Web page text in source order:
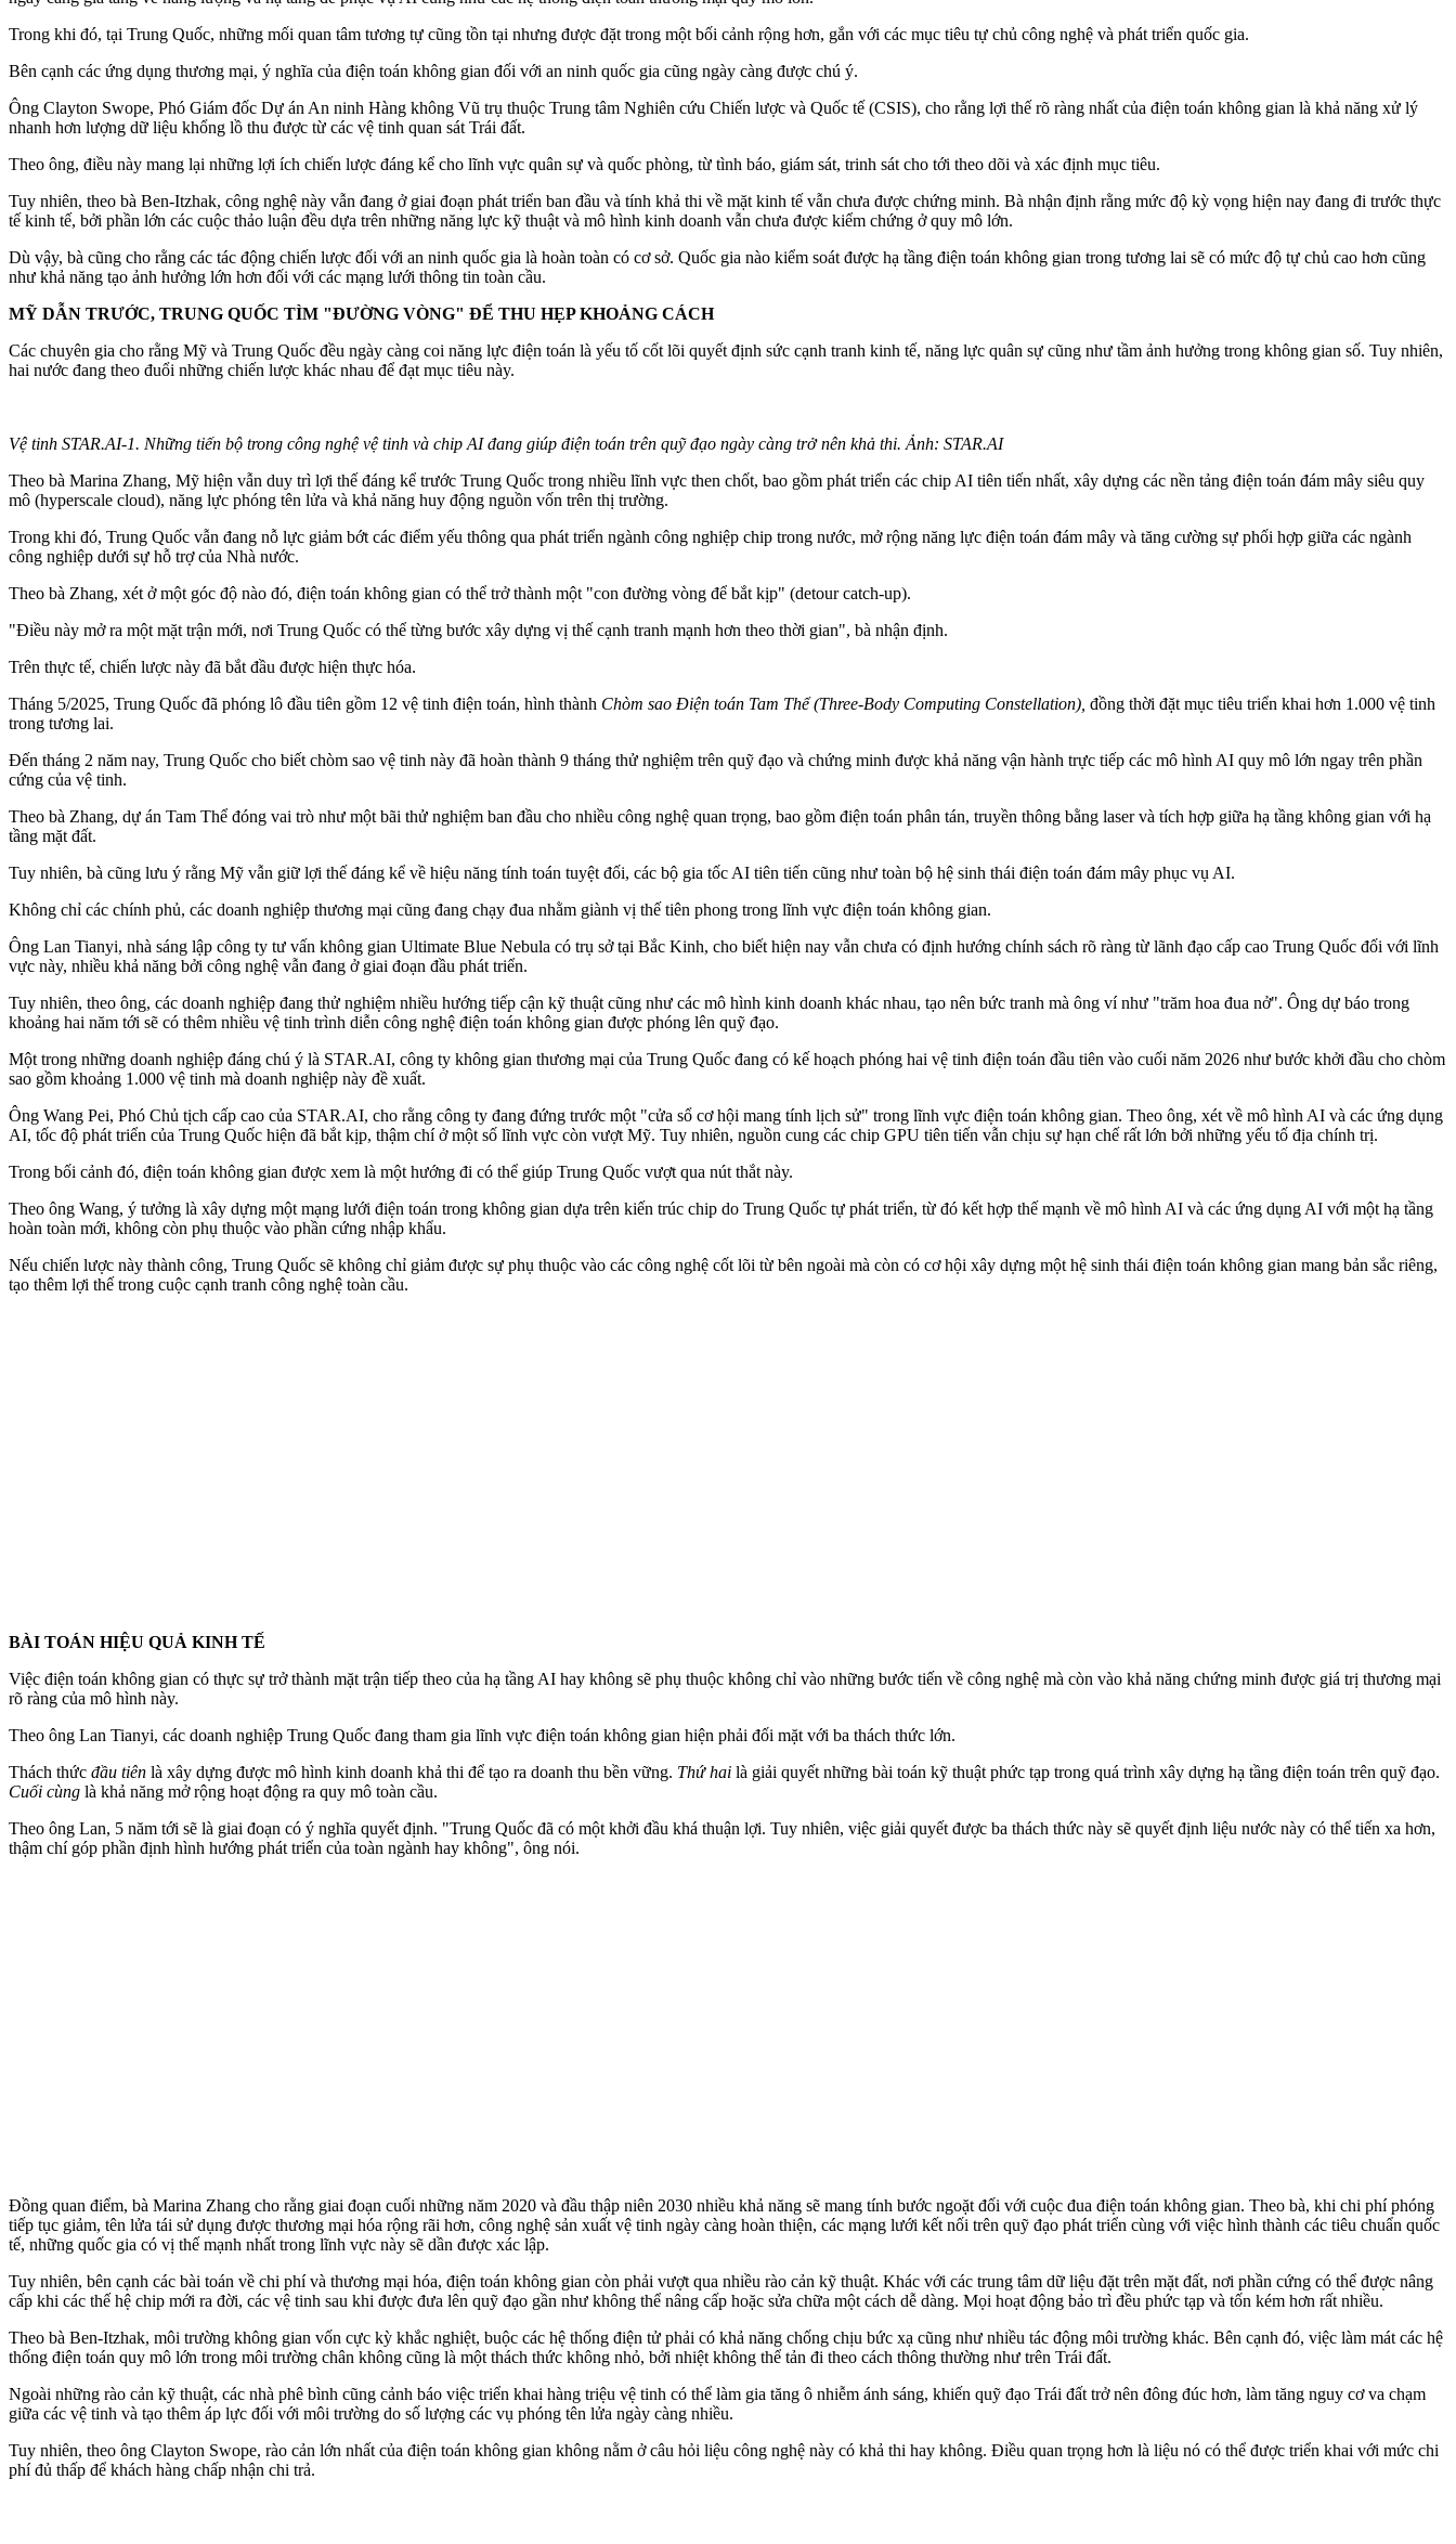
Trong khi đó, tại Trung Quốc, những mối quan tâm tương tự cũng tồn tại nhưng được đặt trong một bối cảnh rộng hơn, gắn với các mục tiêu tự chủ công nghệ và phát triển quốc gia.
Bên cạnh các ứng dụng thương mại, ý nghĩa của điện toán không gian đối với an ninh quốc gia cũng ngày càng được chú ý.
Ông Clayton Swope, Phó Giám đốc Dự án An ninh Hàng không Vũ trụ thuộc Trung tâm Nghiên cứu Chiến lược và Quốc tế (CSIS), cho rằng lợi thế rõ ràng nhất của điện toán không gian là khả năng xử lý
nhanh hơn lượng dữ liệu khổng lồ thu được từ các vệ tinh quan sát Trái đất.
Theo ông, điều này mang lại những lợi ích chiến lược đáng kể cho lĩnh vực quân sự và quốc phòng, từ tình báo, giám sát, trinh sát cho tới theo dõi và xác định mục tiêu.
Tuy nhiên, theo bà Ben-Itzhak, công nghệ này vẫn đang ở giai đoạn phát triển ban đầu và tính khả thi về mặt kinh tế vẫn chưa được chứng minh. Bà nhận định rằng mức độ kỳ vọng hiện nay đang đi trước thực
tế kinh tế, bởi phần lớn các cuộc thảo luận đều dựa trên những năng lực kỹ thuật và mô hình kinh doanh vẫn chưa được kiểm chứng ở quy mô lớn.
Dù vậy, bà cũng cho rằng các tác động chiến lược đối với an ninh quốc gia là hoàn toàn có cơ sở. Quốc gia nào kiểm soát được hạ tầng điện toán không gian trong tương lai sẽ có mức độ tự chủ cao hơn cũng
như khả năng tạo ảnh hưởng lớn hơn đối với các mạng lưới thông tin toàn cầu.
MỸ DẪN TRƯỚC, TRUNG QUỐC TÌM "ĐƯỜNG VÒNG" ĐỂ THU HẸP KHOẢNG CÁCH
Các chuyên gia cho rằng Mỹ và Trung Quốc đều ngày càng coi năng lực điện toán là yếu tố cốt lõi quyết định sức cạnh tranh kinh tế, năng lực quân sự cũng như tầm ảnh hưởng trong không gian số. Tuy nhiên,
hai nước đang theo đuổi những chiến lược khác nhau để đạt mục tiêu này.
Vệ tinh STAR.AI-1. Những tiến bộ trong công nghệ vệ tinh và chip AI đang giúp điện toán trên quỹ đạo ngày càng trở nên khả thi. Ảnh: STAR.AI
Theo bà Marina Zhang, Mỹ hiện vẫn duy trì lợi thế đáng kể trước Trung Quốc trong nhiều lĩnh vực then chốt, bao gồm phát triển các chip AI tiên tiến nhất, xây dựng các nền tảng điện toán đám mây siêu quy
mô (hyperscale cloud), năng lực phóng tên lửa và khả năng huy động nguồn vốn trên thị trường.
Trong khi đó, Trung Quốc vẫn đang nỗ lực giảm bớt các điểm yếu thông qua phát triển ngành công nghiệp chip trong nước, mở rộng năng lực điện toán đám mây và tăng cường sự phối hợp giữa các ngành
công nghiệp dưới sự hỗ trợ của Nhà nước.
Theo bà Zhang, xét ở một góc độ nào đó, điện toán không gian có thể trở thành một "con đường vòng để bắt kịp" (detour catch-up).
"Điều này mở ra một mặt trận mới, nơi Trung Quốc có thể từng bước xây dựng vị thế cạnh tranh mạnh hơn theo thời gian", bà nhận định.
Trên thực tế, chiến lược này đã bắt đầu được hiện thực hóa.
Tháng 5/2025, Trung Quốc đã phóng lô đầu tiên gồm 12 vệ tinh điện toán, hình thành Chòm sao Điện toán Tam Thể (Three-Body Computing Constellation), đồng thời đặt mục tiêu triển khai hơn 1.000 vệ tinh
trong tương lai.
Đến tháng 2 năm nay, Trung Quốc cho biết chòm sao vệ tinh này đã hoàn thành 9 tháng thử nghiệm trên quỹ đạo và chứng minh được khả năng vận hành trực tiếp các mô hình AI quy mô lớn ngay trên phần
cứng của vệ tinh.
Theo bà Zhang, dự án Tam Thể đóng vai trò như một bãi thử nghiệm ban đầu cho nhiều công nghệ quan trọng, bao gồm điện toán phân tán, truyền thông bằng laser và tích hợp giữa hạ tầng không gian với hạ
tầng mặt đất.
Tuy nhiên, bà cũng lưu ý rằng Mỹ vẫn giữ lợi thế đáng kể về hiệu năng tính toán tuyệt đối, các bộ gia tốc AI tiên tiến cũng như toàn bộ hệ sinh thái điện toán đám mây phục vụ AI.
Không chỉ các chính phủ, các doanh nghiệp thương mại cũng đang chạy đua nhằm giành vị thế tiên phong trong lĩnh vực điện toán không gian.
Ông Lan Tianyi, nhà sáng lập công ty tư vấn không gian Ultimate Blue Nebula có trụ sở tại Bắc Kinh, cho biết hiện nay vẫn chưa có định hướng chính sách rõ ràng từ lãnh đạo cấp cao Trung Quốc đối với lĩnh
vực này, nhiều khả năng bởi công nghệ vẫn đang ở giai đoạn đầu phát triển.
Tuy nhiên, theo ông, các doanh nghiệp đang thử nghiệm nhiều hướng tiếp cận kỹ thuật cũng như các mô hình kinh doanh khác nhau, tạo nên bức tranh mà ông ví như "trăm hoa đua nở". Ông dự báo trong
khoảng hai năm tới sẽ có thêm nhiều vệ tinh trình diễn công nghệ điện toán không gian được phóng lên quỹ đạo.
Một trong những doanh nghiệp đáng chú ý là STAR.AI, công ty không gian thương mại của Trung Quốc đang có kế hoạch phóng hai vệ tinh điện toán đầu tiên vào cuối năm 2026 như bước khởi đầu cho chòm
sao gồm khoảng 1.000 vệ tinh mà doanh nghiệp này đề xuất.
Ông Wang Pei, Phó Chủ tịch cấp cao của STAR.AI, cho rằng công ty đang đứng trước một "cửa sổ cơ hội mang tính lịch sử" trong lĩnh vực điện toán không gian. Theo ông, xét về mô hình AI và các ứng dụng
AI, tốc độ phát triển của Trung Quốc hiện đã bắt kịp, thậm chí ở một số lĩnh vực còn vượt Mỹ. Tuy nhiên, nguồn cung các chip GPU tiên tiến vẫn chịu sự hạn chế rất lớn bởi những yếu tố địa chính trị.
Trong bối cảnh đó, điện toán không gian được xem là một hướng đi có thể giúp Trung Quốc vượt qua nút thắt này.
Theo ông Wang, ý tưởng là xây dựng một mạng lưới điện toán trong không gian dựa trên kiến trúc chip do Trung Quốc tự phát triển, từ đó kết hợp thế mạnh về mô hình AI và các ứng dụng AI với một hạ tầng
hoàn toàn mới, không còn phụ thuộc vào phần cứng nhập khẩu.
Nếu chiến lược này thành công, Trung Quốc sẽ không chỉ giảm được sự phụ thuộc vào các công nghệ cốt lõi từ bên ngoài mà còn có cơ hội xây dựng một hệ sinh thái điện toán không gian mang bản sắc riêng,
tạo thêm lợi thế trong cuộc cạnh tranh công nghệ toàn cầu.
BÀI TOÁN HIỆU QUẢ KINH TẾ
Việc điện toán không gian có thực sự trở thành mặt trận tiếp theo của hạ tầng AI hay không sẽ phụ thuộc không chỉ vào những bước tiến về công nghệ mà còn vào khả năng chứng minh được giá trị thương mại
rõ ràng của mô hình này.
Theo ông Lan Tianyi, các doanh nghiệp Trung Quốc đang tham gia lĩnh vực điện toán không gian hiện phải đối mặt với ba thách thức lớn.
Thách thức đầu tiên là xây dựng được mô hình kinh doanh khả thi để tạo ra doanh thu bền vững. Thứ hai là giải quyết những bài toán kỹ thuật phức tạp trong quá trình xây dựng hạ tầng điện toán trên quỹ đạo.
Cuối cùng là khả năng mở rộng hoạt động ra quy mô toàn cầu.
Theo ông Lan, 5 năm tới sẽ là giai đoạn có ý nghĩa quyết định. "Trung Quốc đã có một khởi đầu khá thuận lợi. Tuy nhiên, việc giải quyết được ba thách thức này sẽ quyết định liệu nước này có thể tiến xa hơn,
thậm chí góp phần định hình hướng phát triển của toàn ngành hay không", ông nói.
Đồng quan điểm, bà Marina Zhang cho rằng giai đoạn cuối những năm 2020 và đầu thập niên 2030 nhiều khả năng sẽ mang tính bước ngoặt đối với cuộc đua điện toán không gian. Theo bà, khi chi phí phóng
tiếp tục giảm, tên lửa tái sử dụng được thương mại hóa rộng rãi hơn, công nghệ sản xuất vệ tinh ngày càng hoàn thiện, các mạng lưới kết nối trên quỹ đạo phát triển cùng với việc hình thành các tiêu chuẩn quốc
tế, những quốc gia có vị thế mạnh nhất trong lĩnh vực này sẽ dần được xác lập.
Tuy nhiên, bên cạnh các bài toán về chi phí và thương mại hóa, điện toán không gian còn phải vượt qua nhiều rào cản kỹ thuật. Khác với các trung tâm dữ liệu đặt trên mặt đất, nơi phần cứng có thể được nâng
cấp khi các thế hệ chip mới ra đời, các vệ tinh sau khi được đưa lên quỹ đạo gần như không thể nâng cấp hoặc sửa chữa một cách dễ dàng. Mọi hoạt động bảo trì đều phức tạp và tốn kém hơn rất nhiều.
Theo bà Ben-Itzhak, môi trường không gian vốn cực kỳ khắc nghiệt, buộc các hệ thống điện tử phải có khả năng chống chịu bức xạ cũng như nhiều tác động môi trường khác. Bên cạnh đó, việc làm mát các hệ
thống điện toán quy mô lớn trong môi trường chân không cũng là một thách thức không nhỏ, bởi nhiệt không thể tản đi theo cách thông thường như trên Trái đất.
Ngoài những rào cản kỹ thuật, các nhà phê bình cũng cảnh báo việc triển khai hàng triệu vệ tinh có thể làm gia tăng ô nhiễm ánh sáng, khiến quỹ đạo Trái đất trở nên đông đúc hơn, làm tăng nguy cơ va chạm
giữa các vệ tinh và tạo thêm áp lực đối với môi trường do số lượng các vụ phóng tên lửa ngày càng nhiều.
Tuy nhiên, theo ông Clayton Swope, rào cản lớn nhất của điện toán không gian không nằm ở câu hỏi liệu công nghệ này có khả thi hay không. Điều quan trọng hơn là liệu nó có thể được triển khai với mức chi
phí đủ thấp để khách hàng chấp nhận chi trả.